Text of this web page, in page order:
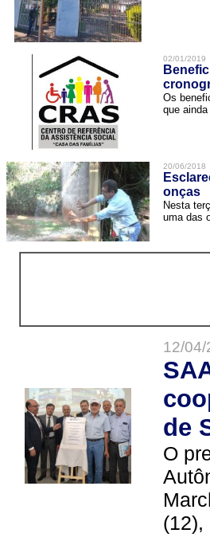
02/01/2019
Os
que
20/06/2018
onças
Nesta
uma das
12/
de
O
(12),